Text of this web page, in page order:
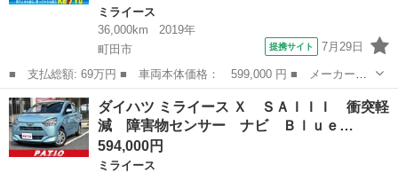
ミライース
36,000km
2019年
町田市
提携サイト 7月29日
■ 支払総額: 69万円 ■ 車両本体価格： 599,000 円 ■ メーカー
名： ダイハツ ■ 車種名： ミライース ■ グレード名： Ｌ Ｓ
ＡＩＩＩ スマートアシスト３ コーナーセンサー ストラーダナ
ビ ＥＴＣ Ｂｌｕ...
東京 町田市 ミライース
ダイハツ ミライース Ｘ ＳＡＩＩＩ 衝突軽
減 障害物センサー ナビ Ｂｌｕｅ…
594,000円
ミライース